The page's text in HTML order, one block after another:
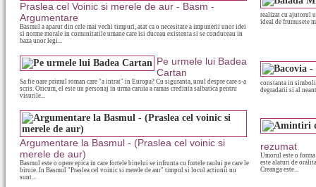
Praslea cel Voinic si merele de aur - Basm -
Argumentare
Basmul a aparut din cele mai vechi timpuri, atat ca o necesitate a impunerii unor idei
si norme morale in comunitatile umane care isi duceau existenta si se conduceau in
baza unor legi...
realizat cu ajutorul
ideal de frumusete
Pe urmele lui Badea
Cartan
Sa fie oare primul roman care "a intrat" in Europa? Cu siguranta, unul despre care s-a
scris. Oricum, el este un personaj in urma caruia a ramas credinta salbatica pentru
visurile...
constanta in
degradarii si al
Argumentare la Basmul - (Praslea cel voinic si
merele de aur)
Basmul este o opere epica in care fortele binelui se infrunta cu fortele raului pe care le
biruie. In Basmul "Praslea cel voinic si merele de aur" timpul si locul actiunii nu
sunt...
rezumat
Umorul este o
este alaturi de
Creanga este...